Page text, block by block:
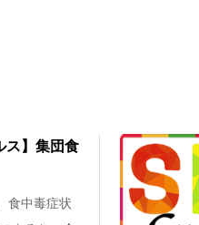
ス】集団食
食中毒症状